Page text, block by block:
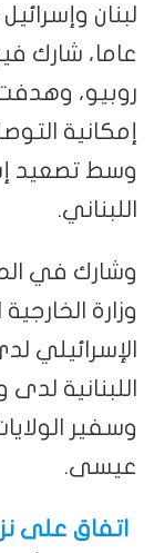
عاما، شارك
روبيو،
إمكانية
وسط تصعيد
اللبناني.
وشارك في
وزارة
الإسرائيلي
اللبنانية
وسفير
عيسى.
اتفاق على